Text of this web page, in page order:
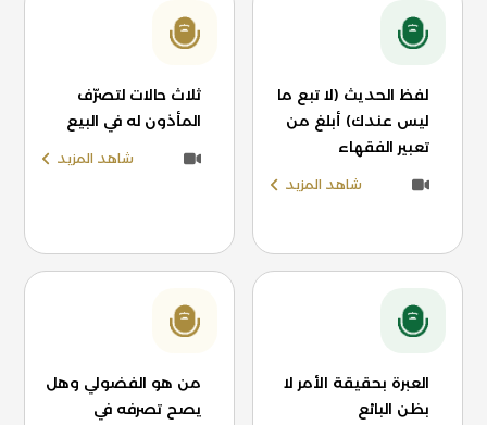
لفظ الحديث (لا تبع ما
ليس عندك) أبلغ من
تعبير الفقهاء
شاهد المزيد
ثلاث حالات لتصرّف
المأذون له في البيع
شاهد المزيد
العبرة بحقيقة الأمر لا
بظن البائع
من هو الفضولي وهل
يصح تصرفه في